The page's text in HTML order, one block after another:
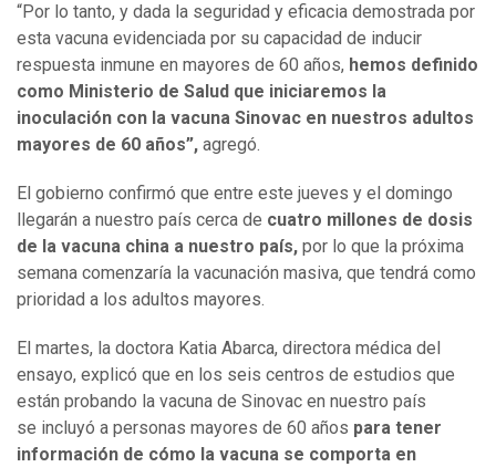
“Por lo tanto, y dada la seguridad y eficacia demostrada por
esta vacuna evidenciada por su capacidad de inducir
respuesta inmune en mayores de 60 años, hemos definido
como Ministerio de Salud que iniciaremos la
inoculación con la vacuna Sinovac en nuestros adultos
mayores de 60 años”, agregó.
El gobierno confirmó que entre este jueves y el domingo
llegarán a nuestro país cerca de cuatro millones de dosis
de la vacuna china a nuestro país, por lo que la próxima
semana comenzaría la vacunación masiva, que tendrá como
prioridad a los adultos mayores.
El martes, la doctora Katia Abarca, directora médica del
ensayo, explicó que en los seis centros de estudios que
están probando la vacuna de Sinovac en nuestro país
se incluyó a personas mayores de 60 años para tener
información de cómo la vacuna se comporta en